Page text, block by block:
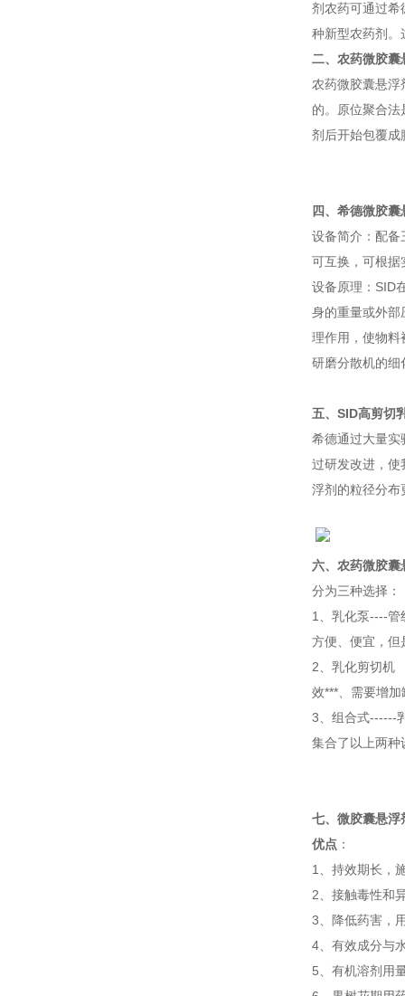
剂农药可通过希
种新型农药剂。
二、农药微胶囊
农药微胶囊悬
的。原位聚合
剂后开始包覆成
四、希德微胶
设备简介：配备
可互换，可根据
设备原理：SID
身的重量或外部
理作用，使物料
研磨分散机的细
五、SID高剪切
希德通过大量实
过研发改进，使
浮剂的粒径分布
六、 农药微胶囊
分为三种选择：
1、乳化泵----管
方便、便宜，但
2、乳化剪切机
效***、需要增
3、组合式------
集合了以上两种
七、微胶囊悬浮
优点：
1、持效期长，
2、接触毒性和
3、降低药害，
4、有效成分与
5、有机溶剂用